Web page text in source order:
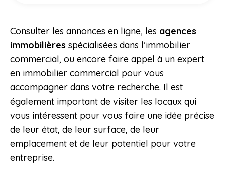
Consulter les annonces en ligne, les agences
immobilières spécialisées dans l’immobilier
commercial, ou encore faire appel à un expert
en immobilier commercial pour vous
accompagner dans votre recherche. Il est
également important de visiter les locaux qui
vous intéressent pour vous faire une idée précise
de leur état, de leur surface, de leur
emplacement et de leur potentiel pour votre
entreprise.